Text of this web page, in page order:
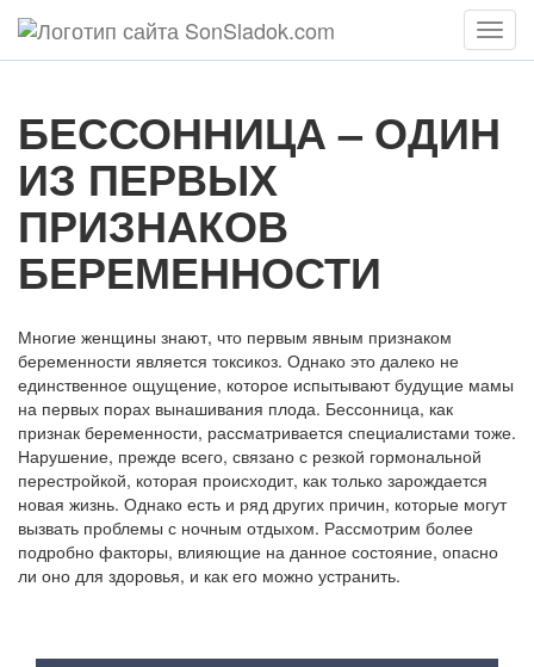
Меню
БЕССОННИЦА – ОДИН
ИЗ ПЕРВЫХ
ПРИЗНАКОВ
БЕРЕМЕННОСТИ
Многие женщины знают, что первым явным признаком
беременности является токсикоз. Однако это далеко не
единственное ощущение, которое испытывают будущие мамы
на первых порах вынашивания плода. Бессонница, как
признак беременности, рассматривается специалистами тоже.
Нарушение, прежде всего, связано с резкой гормональной
перестройкой, которая происходит, как только зарождается
новая жизнь. Однако есть и ряд других причин, которые могут
вызвать проблемы с ночным отдыхом. Рассмотрим более
подробно факторы, влияющие на данное состояние, опасно
ли оно для здоровья, и как его можно устранить.